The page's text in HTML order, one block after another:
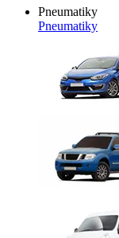
Pneumatiky
Pneumatiky